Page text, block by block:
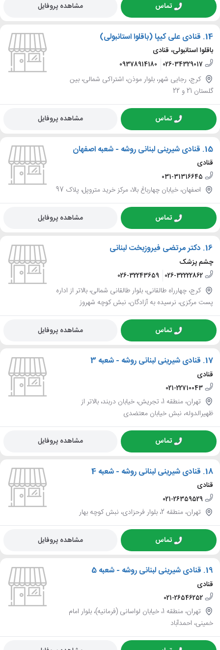
تماس مشاهده پروفایل
14. قنادی علی کیپا (باقلوا استانبولی)
باقلوا استانبولی، قنادی
026-34329017
09378914180
کرج، رجایی شهر، بلوار موذن، اشتراکی شمالی، بین
گلستان 21 و 22
تماس مشاهده پروفایل
15. قنادی شیرینی لبنانی روشه - شعبه اصفهان
قنادی
031-31316645
اصفهان، خیابان چهارباغ بالا، مرکز خرید متروپل، پلاک 97
تماس مشاهده پروفایل
16. دکتر مرتضی فیروزبخت لبنانی
چشم پزشک
026-32222862
026-32243659
کرج، چهارراه طالقانی، بلوار طالقانی شمالی، بالاتر از اداره
پست مرکزی، نرسیده به آزادگان، نبش کوچه شهروز
تماس مشاهده پروفایل
17. قنادی شیرینی لبنانی روشه - شعبه 3
قنادی
021-22710043
تهران، منطقه 1، تجریش، خیابان دربند، بالاتر از
ظهیرالدوله، نبش خیابان معتضدی
تماس مشاهده پروفایل
18. قنادی شیرینی لبنانی روشه - شعبه 4
قنادی
021-26359529
تهران، منطقه 2، بلوار فرحزادی، نبش کوچه بهار
تماس مشاهده پروفایل
19. قنادی شیرینی لبنانی روشه - شعبه 5
قنادی
021-26546252
تهران، منطقه 1، خیابان لواسانی (فرمانیه)، بلوار امام
خمینی، احمدآباد